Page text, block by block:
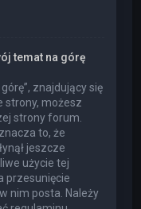
temat na górę
znajdujący się
strony, możesz
strony forum.
to, że
jeszcze
użycie tej
przesunięcie
nim posta. Należy